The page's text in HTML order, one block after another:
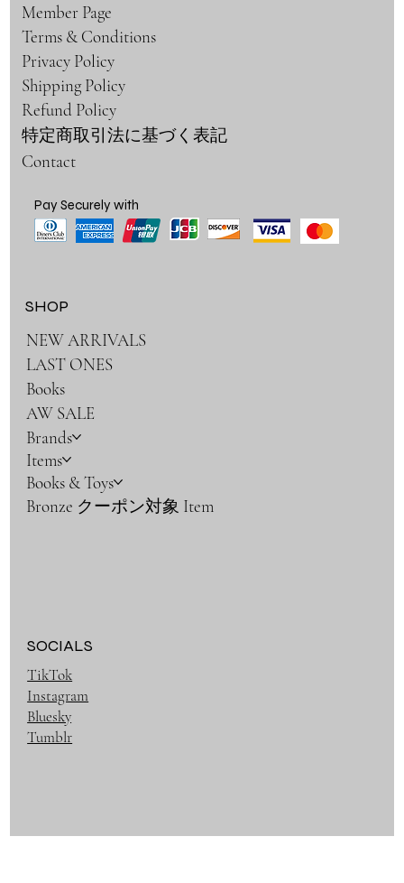
Member Page
Terms & Conditions
Privacy Policy
Shipping Policy
Refund Policy
特定商取引法に基づく表記
Contact
SHOP
NEW ARRIVALS
LAST ONES
Books
AW SALE
Brands
Items
Books & Toys
Bronze クーポン対象 Item
SOCIALS
TikTok
Instagram
Bluesky
Tumblr
Pay Securely with